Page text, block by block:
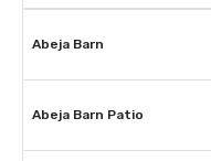
Abeja Barn
Abeja Barn Patio